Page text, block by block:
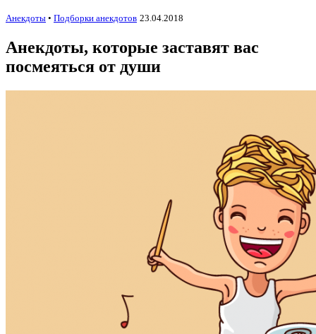
Анекдоты • Подборки анекдотов 23.04.2018
Анекдоты, которые заставят вас
посмеяться от души